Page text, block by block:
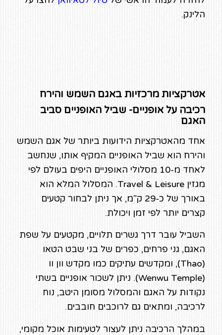
הלינק.
אטרקציות מרכזיות באגם השמש והירח
רכיבה על אופניים- שביל האופניים סביב
האגם
אחד מהאטרקציות הידועות ביותר של אגם השמש
והירח הוא שביל האופניים המקיף אותו, שנחשב
לאחד מ-10 מסלולי האופניים היפים בעולם לפי
מגזין Travel & Leisure. המסלול המלא הוא
באורך של כ-29 ק"מ, אך ניתן לבחור קטעים
קצרים יותר לפי זמן ויכולת.
השביל עובר דרך גשרים תלויים, מקטעים על שפת
האגם, גני פרחים, כפרים של בני שבט הטאו
(Thao), ומקדשים עתיקים כמו מקדש וון וו
(Wenwu Temple). ניתן לשכור אופניים בשתי
נקודות על האגם והמסלול מסומן היטב, נוח
לרכיבה, ומתאים גם לרוכבים חובבים.
במהלך הרכיבה ניתן לעצור לטעימות אוכל מקומי,